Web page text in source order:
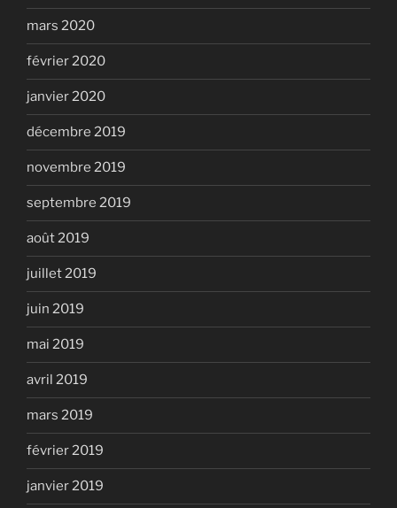
mars 2020
février 2020
janvier 2020
décembre 2019
novembre 2019
septembre 2019
août 2019
juillet 2019
juin 2019
mai 2019
avril 2019
mars 2019
février 2019
janvier 2019